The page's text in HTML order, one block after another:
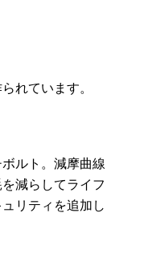
れています。
ルト。減摩曲線
減らしてライフ
リティを追加し